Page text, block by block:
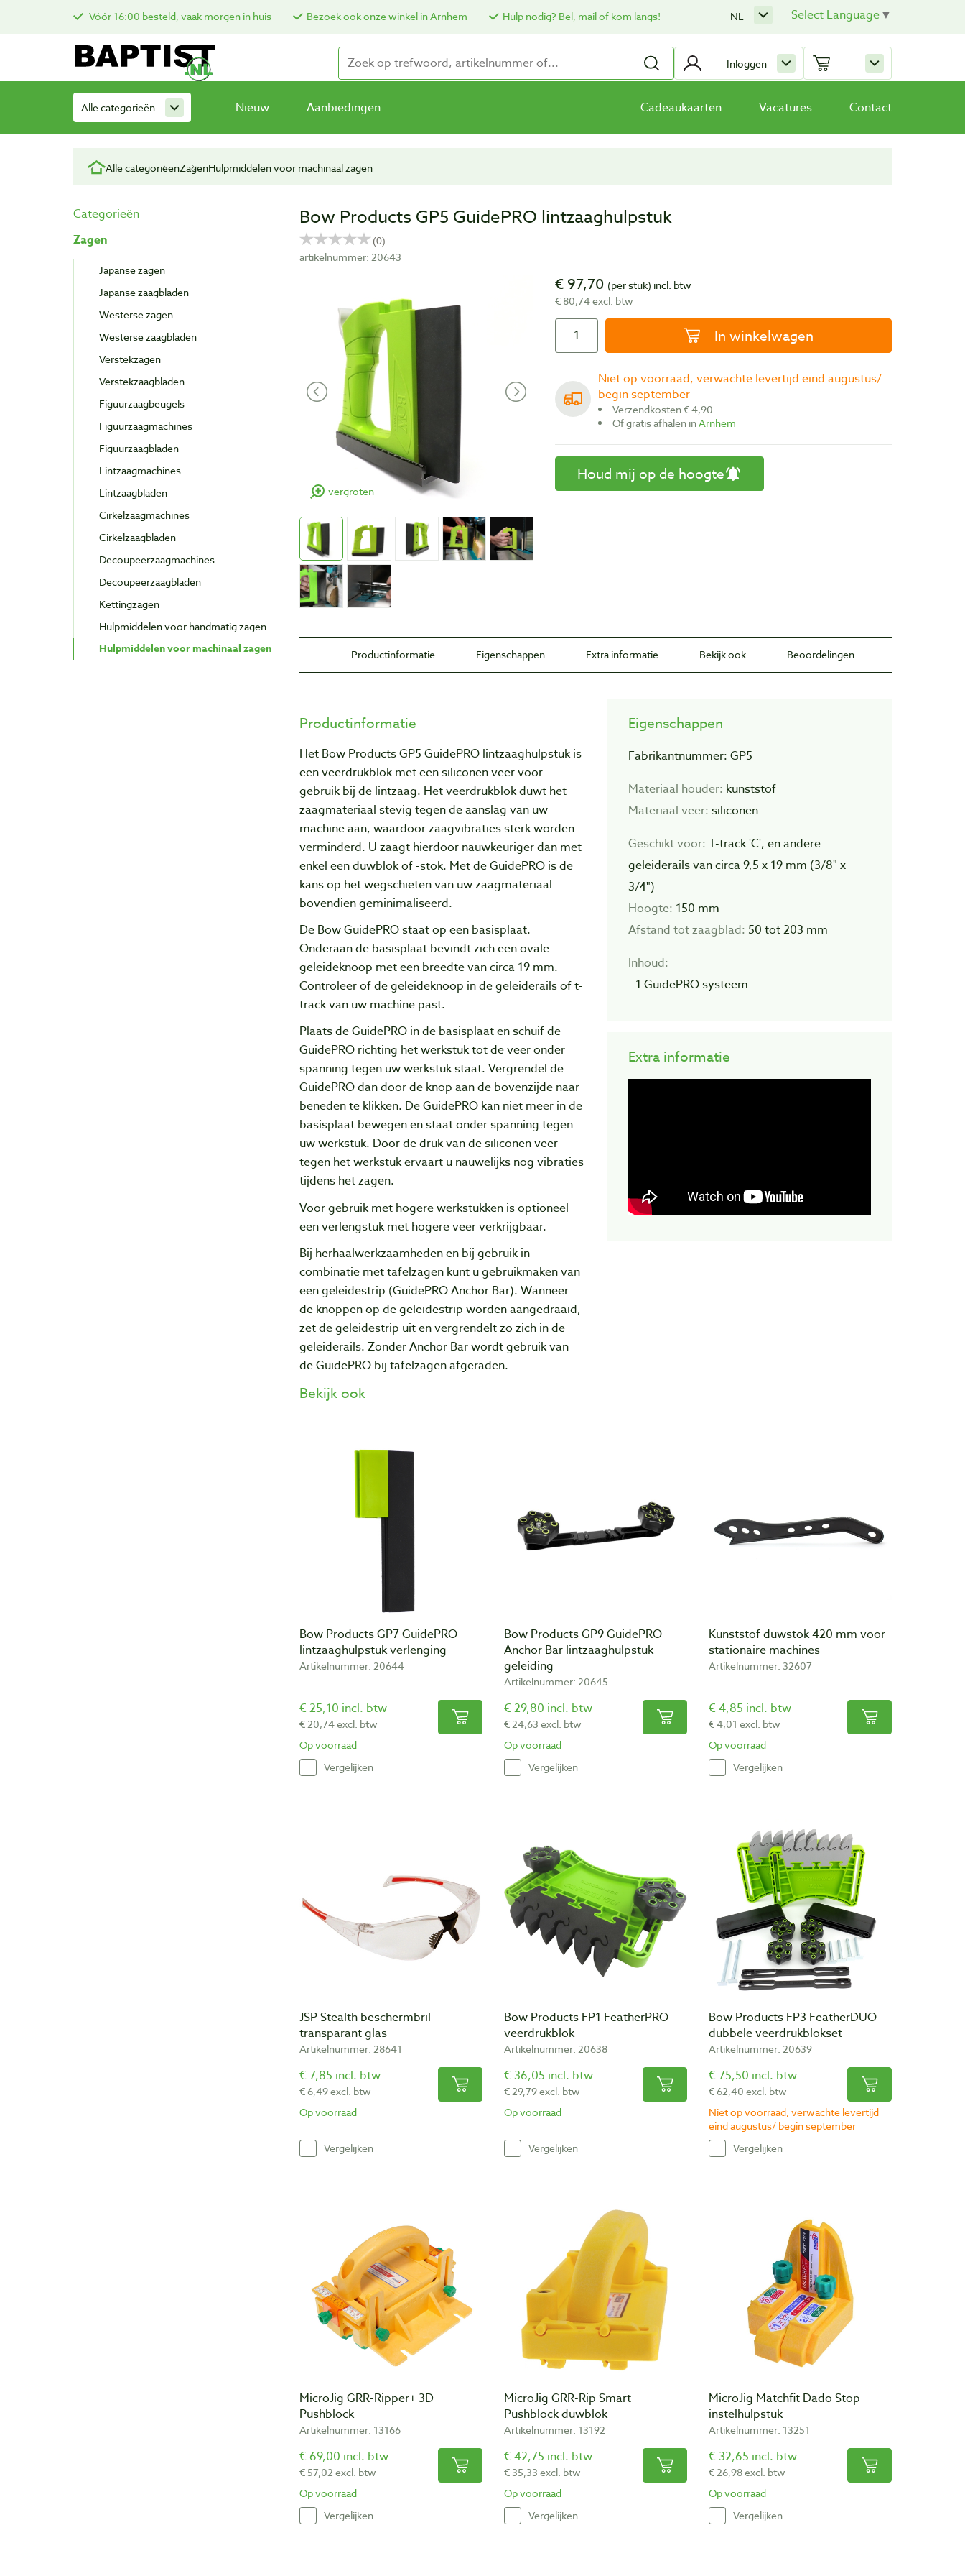
Vóór 16:00 besteld, vaak morgen in huis Bezoek ook onze winkel in Arnhem Hulp nodig? Bel, mail of kom langs! Select Language▼
NL
Inloggen
Alle categorieën Nieuw Aanbiedingen Cadeaukaarten Vacatures Contact
Alle categorieënZagenHulpmiddelen voor machinaal zagen
Categorieën
Zagen
Japanse zagen
Japanse zaagbladen
Westerse zagen
Westerse zaagbladen
Verstekzagen
Verstekzaagbladen
Figuurzaagbeugels
Figuurzaagmachines
Figuurzaagbladen
Lintzaagmachines
Lintzaagbladen
Cirkelzaagmachines
Cirkelzaagbladen
Decoupeerzaagmachines
Decoupeerzaagbladen
Kettingzagen
Hulpmiddelen voor handmatig zagen
Hulpmiddelen voor machinaal zagen
Bow Products GP5 GuidePRO lintzaaghulpstuk
artikelnummer: 20643
vergroten
€ 97,70 (per stuk) incl. btw
€ 80,74 excl. btw
In winkelwagen
Niet op voorraad, verwachte levertijd eind augustus/
begin september
Verzendkosten € 4,90
Of gratis afhalen inArnhem
Houd mij op de hoogte
Productinformatie Eigenschappen Extra informatie Bekijk ook Beoordelingen
Productinformatie
Het Bow Products GP5 GuidePRO lintzaaghulpstuk is
een veerdrukblok met een siliconen veer voor
gebruik bij de lintzaag. Het veerdrukblok duwt het
zaagmateriaal stevig tegen de aanslag van uw
machine aan, waardoor zaagvibraties sterk worden
verminderd. U zaagt hierdoor nauwkeuriger dan met
enkel een duwblok of -stok. Met de GuidePRO is de
kans op het wegschieten van uw zaagmateriaal
bovendien geminimaliseerd.
De Bow GuidePRO staat op een basisplaat.
Onderaan de basisplaat bevindt zich een ovale
geleideknoop met een breedte van circa 19 mm.
Controleer of de geleideknoop in de geleiderails of t-
track van uw machine past.
Plaats de GuidePRO in de basisplaat en schuif de
GuidePRO richting het werkstuk tot de veer onder
spanning tegen uw werkstuk staat. Vergrendel de
GuidePRO dan door de knop aan de bovenzijde naar
beneden te klikken. De GuidePRO kan niet meer in de
basisplaat bewegen en staat onder spanning tegen
uw werkstuk. Door de druk van de siliconen veer
tegen het werkstuk ervaart u nauwelijks nog vibraties
tijdens het zagen.
Voor gebruik met hogere werkstukken is optioneel
een verlengstuk met hogere veer verkrijgbaar.
Bij herhaalwerkzaamheden en bij gebruik in
combinatie met tafelzagen kunt u gebruikmaken van
een geleidestrip (GuidePRO Anchor Bar). Wanneer
de knoppen op de geleidestrip worden aangedraaid,
zet de geleidestrip uit en vergrendelt zo zich in de
geleiderails. Zonder Anchor Bar wordt gebruik van
de GuidePRO bij tafelzagen afgeraden.
Eigenschappen
Fabrikantnummer: GP5
Materiaal houder: kunststof
Materiaal veer: siliconen
Geschikt voor: T-track 'C', en andere
geleiderails van circa 9,5 x 19 mm (3/8" x
3/4")
Hoogte: 150 mm
Afstand tot zaagblad: 50 tot 203 mm
Inhoud:
- 1 GuidePRO systeem
Extra informatie
Bekijk ook
Bow Products GP7 GuidePRO
lintzaaghulpstuk verlenging
Artikelnummer: 20644
€ 25,10 incl. btw
€ 20,74 excl. btw
Op voorraad
Vergelijken
Bow Products GP9 GuidePRO
Anchor Bar lintzaaghulpstuk
geleiding
Artikelnummer: 20645
€ 29,80 incl. btw
€ 24,63 excl. btw
Op voorraad
Vergelijken
Kunststof duwstok 420 mm voor
stationaire machines
Artikelnummer: 32607
€ 4,85 incl. btw
€ 4,01 excl. btw
Op voorraad
Vergelijken
JSP Stealth beschermbril
transparant glas
Artikelnummer: 28641
€ 7,85 incl. btw
€ 6,49 excl. btw
Op voorraad
Vergelijken
Bow Products FP1 FeatherPRO
veerdrukblok
Artikelnummer: 20638
€ 36,05 incl. btw
€ 29,79 excl. btw
Op voorraad
Vergelijken
Bow Products FP3 FeatherDUO
dubbele veerdrukblokset
Artikelnummer: 20639
€ 75,50 incl. btw
€ 62,40 excl. btw
Niet op voorraad, verwachte levertijd
eind augustus/ begin september
Vergelijken
MicroJig GRR-Ripper+ 3D
Pushblock
Artikelnummer: 13166
€ 69,00 incl. btw
€ 57,02 excl. btw
Op voorraad
Vergelijken
MicroJig GRR-Rip Smart
Pushblock duwblok
Artikelnummer: 13192
€ 42,75 incl. btw
€ 35,33 excl. btw
Op voorraad
Vergelijken
MicroJig Matchfit Dado Stop
instelhulpstuk
Artikelnummer: 13251
€ 32,65 incl. btw
€ 26,98 excl. btw
Op voorraad
Vergelijken